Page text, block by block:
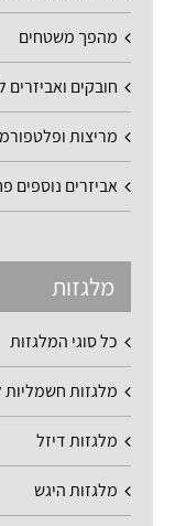
מהפך משטחים
חובקים ואביזרים
מריצות
אביזרים נוספים
מלגזות
כל סוגי המלגזות
מלגזות חשמליות
מלגזות דיזל
מלגזות היגש